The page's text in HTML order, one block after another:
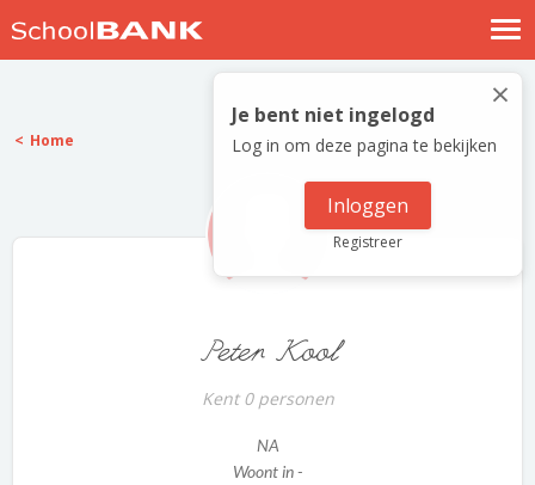
Nostalgische verhalen
Log in
Meld je gratis aan
×
Je bent niet ingelogd
Log in om deze pagina te bekijken
Inloggen
Registreer
Home
Peter Kool
Kent 0 personen
NA
Woont in -